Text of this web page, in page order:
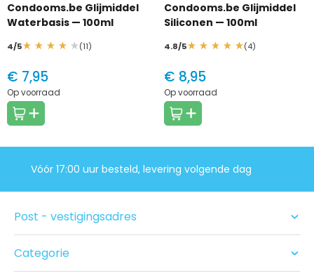
Condooms.be Glijmiddel
Waterbasis — 100ml
4/5 (11)
€ 7,95
Op voorraad
Condooms.be Glijmiddel
Siliconen — 100ml
4.8/5 (4)
€ 8,95
Op voorraad
Vóór 17:00 uur besteld, levering volgende dag
Post - vestigingsadres
Categorie